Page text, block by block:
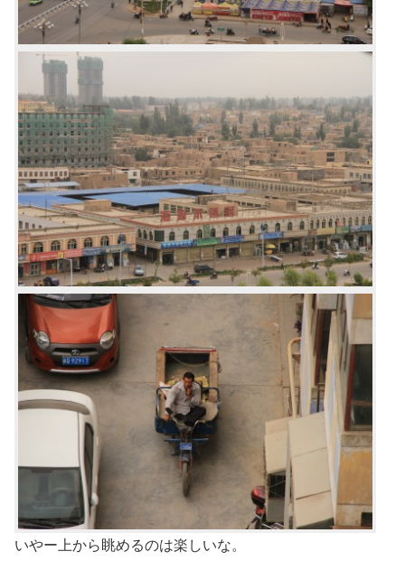
いやー上から眺めるのは楽しいな。